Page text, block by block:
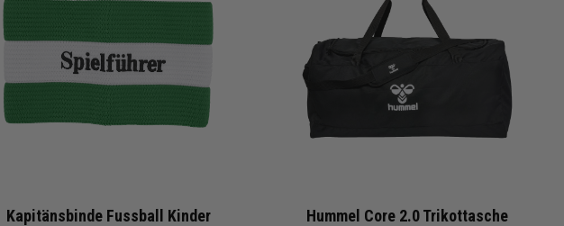
Kapitänsbinde Fussball Kinder
Hummel Core 2.0 Trikottasche